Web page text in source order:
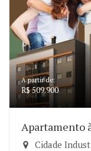
A partir de:
R$ 509.900
Apartamento
Cidade